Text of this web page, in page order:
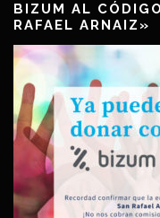
BIZUM AL
RAFAEL ARNAIZ»